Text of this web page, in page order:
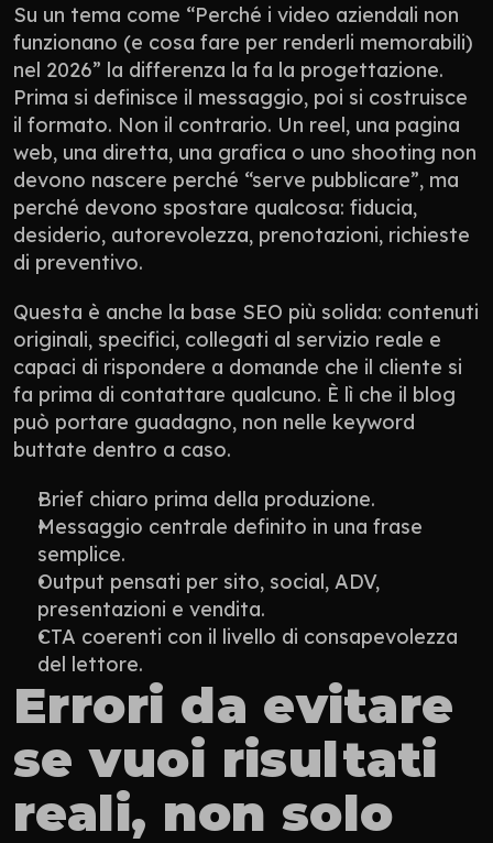
Su un tema come “Perché i video aziendali non
funzionano (e cosa fare per renderli memorabili)
nel 2026” la differenza la fa la progettazione.
Prima si definisce il messaggio, poi si costruisce
il formato. Non il contrario. Un reel, una pagina
web, una diretta, una grafica o uno shooting non
devono nascere perché “serve pubblicare”, ma
perché devono spostare qualcosa: fiducia,
desiderio, autorevolezza, prenotazioni, richieste
di preventivo.
Questa è anche la base SEO più solida: contenuti
originali, specifici, collegati al servizio reale e
capaci di rispondere a domande che il cliente si
fa prima di contattare qualcuno. È lì che il blog
può portare guadagno, non nelle keyword
buttate dentro a caso.
Brief chiaro prima della produzione.
Messaggio centrale definito in una frase
semplice.
Output pensati per sito, social, ADV,
presentazioni e vendita.
CTA coerenti con il livello di consapevolezza
del lettore.
Errori da evitare
se vuoi risultati
reali, non solo